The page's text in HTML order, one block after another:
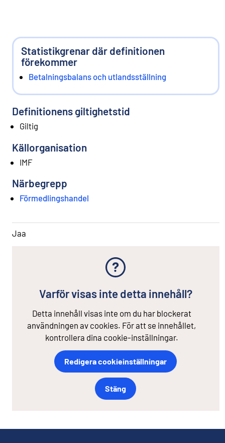
Statistikgrenar där definitionen
förekommer
Betalningsbalans och utlandsställning
Definitionens giltighetstid
Giltig
Källorganisation
IMF
Närbegrepp
Förmedlingshandel
Jaa
Varför visas inte detta innehåll?
Detta innehåll visas inte om du har blockerat
användningen av cookies. För att se innehållet,
kontrollera dina cookie-inställningar.
Redigera cookieinställningar
Stäng